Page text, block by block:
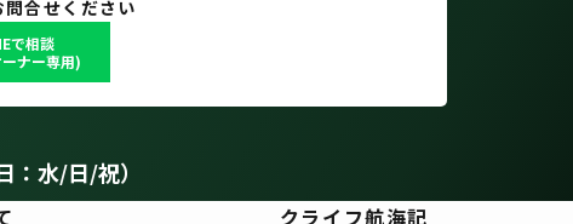
合せください
で相談
ナー専用)
水/日/祝）
クライフ航海記